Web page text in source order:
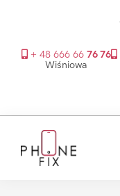
+ 48 666 66 76 76
Wiśniowa
głównego